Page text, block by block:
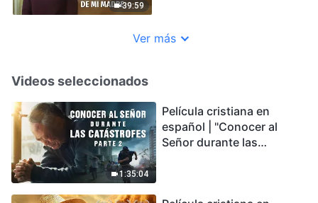
39:59
Ver más
Videos seleccionados
1:35:04
Película cristiana en
español | "Conocer al
Señor durante las